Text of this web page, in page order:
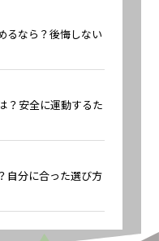
るなら？後悔しない
？安全に運動するた
自分に合った選び方